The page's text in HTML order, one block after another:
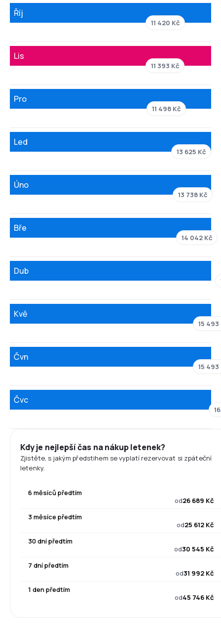
Říj
11 420 Kč
Lis
11 393 Kč
Pro
11 498 Kč
Led
13 625 Kč
Úno
13 738 Kč
Bře
14 042 Kč
Dub
Kvě
15 493
Čvn
15 493
Čvc
Kdy je nejlepší čas na nákup letenek?
Zjistěte, s jakým předstihem se vyplatí rezervovat si zpáteční
letenky.
6 měsíců předtím
od26 689 Kč
3 měsíce předtím
od25 612 Kč
30 dní předtím
od30 545 Kč
7 dní předtím
od31 992 Kč
1 den předtím
od45 746 Kč